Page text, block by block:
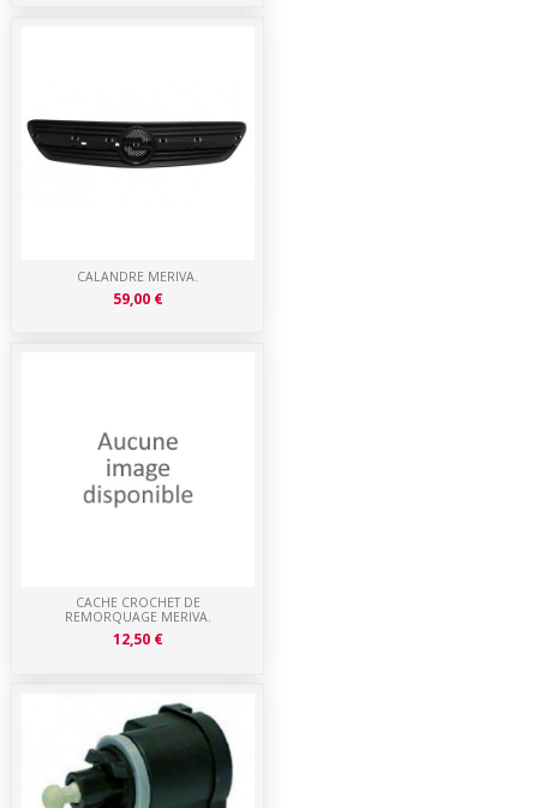
CACHE CROCHET DE
REMORQUAGE MERIVA.
12,50 €
CALANDRE MERIVA.
59,00 €